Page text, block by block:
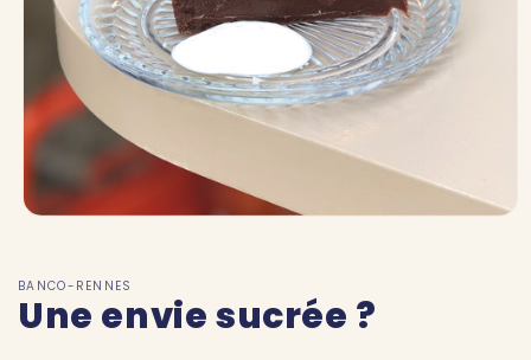
1
dans
fenêtre
BANCO-RENNES
Une envie sucrée ?